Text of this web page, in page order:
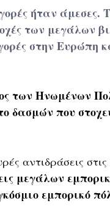
ήταν άμεσες.
των μεγάλων
στην Ευρώπη
των Ηνωμένων
που
αντιδράσεις στις
μεγάλων
εμπορικό